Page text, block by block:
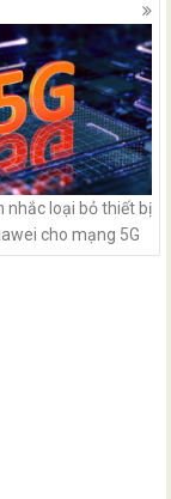
nhắc loại bỏ thiết bị
cho mạng 5G